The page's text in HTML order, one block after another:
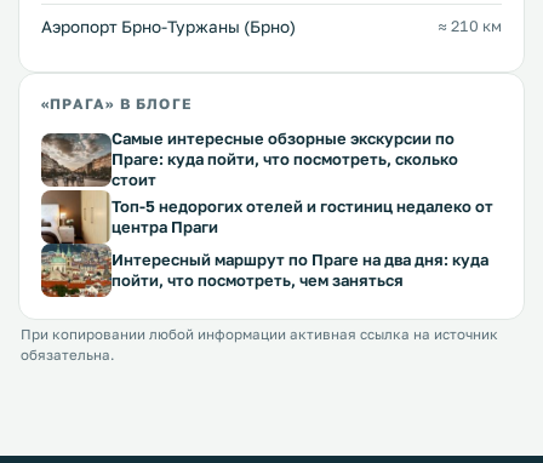
Аэропорт Брно-Туржаны (Брно) ≈ 210 км
«ПРАГА» В БЛОГЕ
Самые интересные обзорные экскурсии по
Праге: куда пойти, что посмотреть, сколько
стоит
Топ-5 недорогих отелей и гостиниц недалеко от
центра Праги
Интересный маршрут по Праге на два дня: куда
пойти, что посмотреть, чем заняться
При копировании любой информации активная ссылка на источник
обязательна.